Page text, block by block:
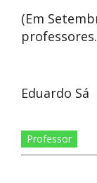
(Em
Eduardo Sá
Professor